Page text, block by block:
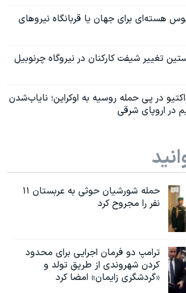
هسته‌ای برای جهان یا قربانگاه نیروهای
تغییر شیفت کارکنان در نیروگاه چرنوبیل
در پی حمله روسیه به اوکراین؛ نایاب‌شدن
در اروپای شرقی
حمله شورشیان حوثی به عربستان ۱۱
نفر را مجروح کرد
ترامپ دو فرمان اجرایی برای محدود
کردن شهروندی از طریق تولد و
«گردشگری زایمان» امضا کرد